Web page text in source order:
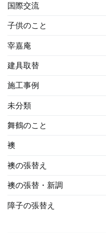
国際交流
子供のこと
宰嘉庵
建具取替
施工事例
未分類
舞鶴のこと
襖
襖の張替え
襖の張替・新調
障子の張替え